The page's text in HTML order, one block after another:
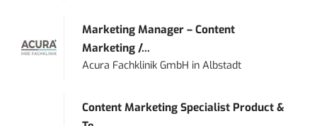
Marketing Manager – Content
Marketing /...
Acura Fachklinik GmbH inAlbstadt
Content Marketing Specialist Product &